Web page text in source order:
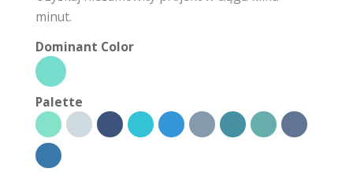
minut.
Dominant Color
Palette